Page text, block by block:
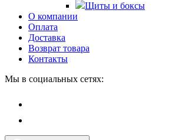
Щиты и боксы
О компании
Оплата
Доставка
Возврат товара
Контакты
Мы в социальных сетях: